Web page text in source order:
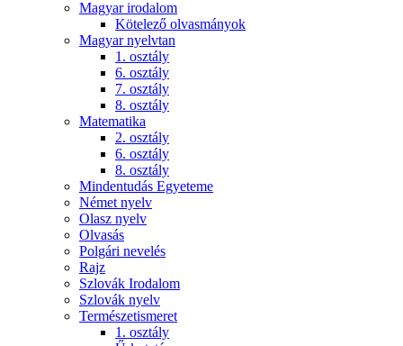
Magyar irodalom
Kötelező olvasmányok
Magyar nyelvtan
1. osztály
6. osztály
7. osztály
8. osztály
Matematika
2. osztály
6. osztály
8. osztály
Mindentudás Egyeteme
Német nyelv
Olasz nyelv
Olvasás
Polgári nevelés
Rajz
Szlovák Irodalom
Szlovák nyelv
Természetismeret
1. osztály